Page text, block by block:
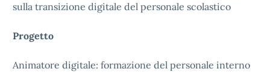
sulla transizione digitale del personale scolastico
Progetto
Animatore digitale: formazione del personale interno